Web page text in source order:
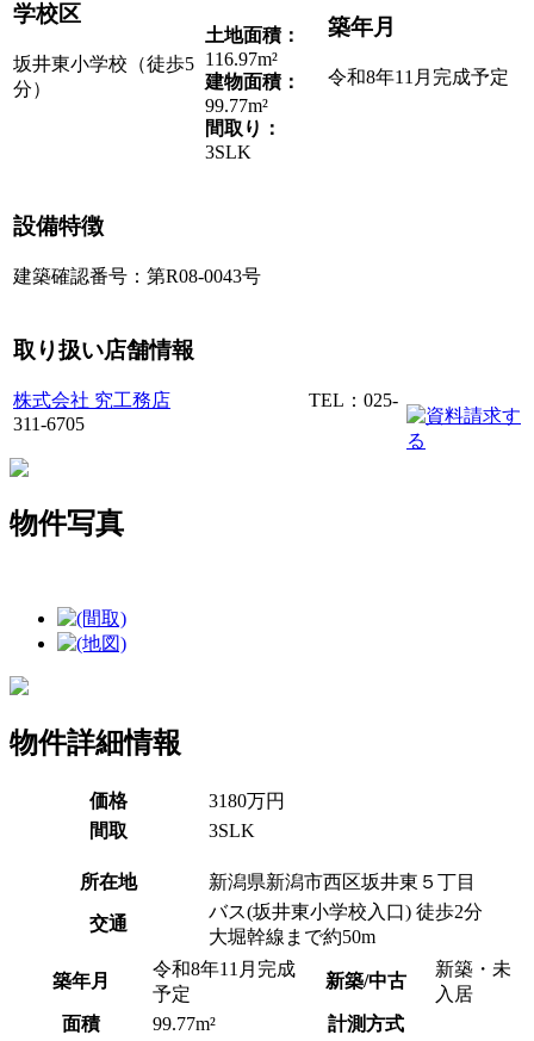
学校区
坂井東小学校（徒歩5
分）
土地面積：
116.97m²
建物面積：
99.77m²
間取り：
3SLK
築年月
令和8年11月完成予定
設備特徴
建築確認番号：第R08-0043号
取り扱い店舗情報
株式会社 究工務店
TEL：025-
311-6705
物件写真
物件詳細情報
価格
3180万円
間取
3SLK
所在地 新潟県新潟市西区坂井東５丁目
交通
バス(坂井東小学校入口) 徒歩2分
大堀幹線まで約50m
築年月
令和8年11月完成
予定
新築/中古
新築・未
入居
面積
99.77m² 計測方式